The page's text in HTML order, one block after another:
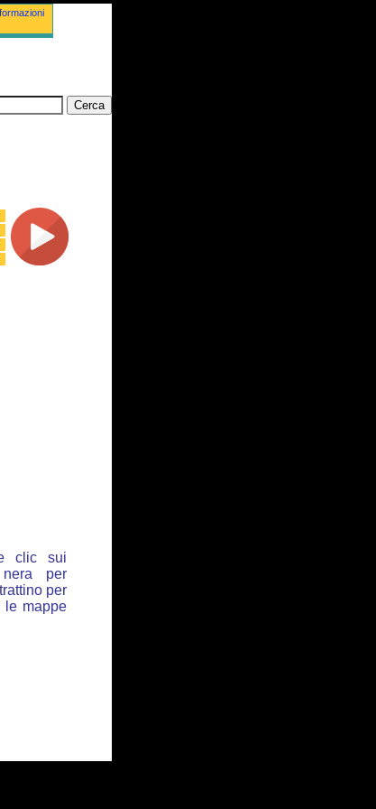
clic sui
per
per
le mappe